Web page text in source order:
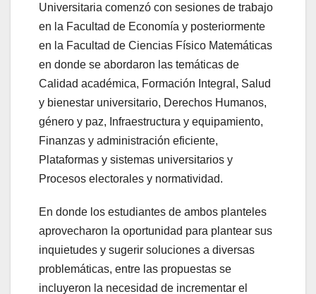
Universitaria comenzó con sesiones de trabajo
en la Facultad de Economía y posteriormente
en la Facultad de Ciencias Físico Matemáticas
en donde se abordaron las temáticas de
Calidad académica, Formación Integral, Salud
y bienestar universitario, Derechos Humanos,
género y paz, Infraestructura y equipamiento,
Finanzas y administración eficiente,
Plataformas y sistemas universitarios y
Procesos electorales y normatividad.
En donde los estudiantes de ambos planteles
aprovecharon la oportunidad para plantear sus
inquietudes y sugerir soluciones a diversas
problemáticas, entre las propuestas se
incluyeron la necesidad de incrementar el